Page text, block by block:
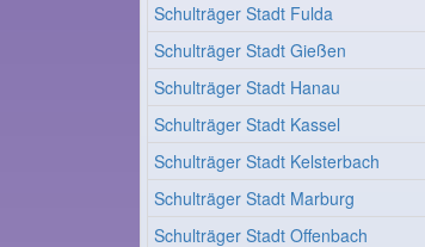
Schulträger Stadt Fulda
Schulträger Stadt Gießen
Schulträger Stadt Hanau
Schulträger Stadt Kassel
Schulträger Stadt Kelsterbach
Schulträger Stadt Marburg
Schulträger Stadt Offenbach